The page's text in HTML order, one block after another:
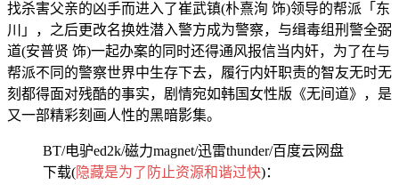
找杀害父亲的凶手而进入了崔武镇(朴熹洵 饰)领导的帮派「东
川」，之后更改名换姓潜入警方成为警察，与缉毒组刑警全弼
道(安普贤 饰)一起办案的同时还得通风报信当内奸，为了在与
帮派不同的警察世界中生存下去，履行内奸职责的智友无时无
刻都得面对残酷的事实，剧情宛如韩国女性版《无间道》，是
又一部精彩刻画人性的黑暗影集。
BT/电驴ed2k/磁力magnet/迅雷thunder/百度云网盘
下载(隐藏是为了防止资源和谐过快)：